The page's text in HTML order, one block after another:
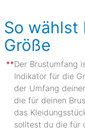
So wählst
Größe
Der Brustumfang
Indikator für die
der Umfang
die für deinen
das
solltest du die für